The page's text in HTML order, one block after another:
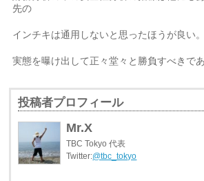
先の
インチキは通用しないと思ったほうが良い。
実態を曝け出して正々堂々と勝負すべきであ
投稿者プロフィール
Mr.X
TBC Tokyo 代表
Twitter:@tbc_tokyo